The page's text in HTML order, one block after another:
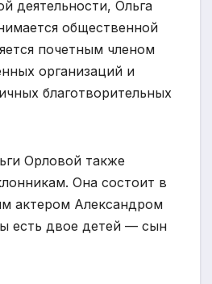
деятельности, Ольга
общественной
почетным членом
организаций и
благотворительных
Орловой также
Она состоит в
актером Александром
есть двое детей — сын